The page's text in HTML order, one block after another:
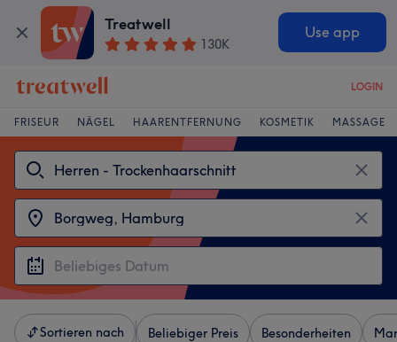
Treatwell
130K
Use app
LOGIN
FRISEUR NÄGEL HAARENTFERNUNG KOSMETIK MASSAGE
Sortieren nach Beliebiger Preis Besonderheiten